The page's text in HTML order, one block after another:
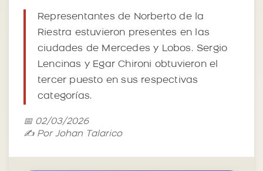
Representantes de Norberto de la
Riestra estuvieron presentes en las
ciudades de Mercedes y Lobos. Sergio
Lencinas y Egar Chironi obtuvieron el
tercer puesto en sus respectivas
categorías.
📅 02/03/2026
✍️ Por Johan Talarico